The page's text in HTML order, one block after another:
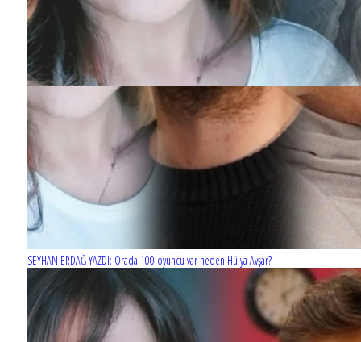
SEYHAN ERDAĞ YAZDI: Orada 100 oyuncu var neden Hülya Avşar?